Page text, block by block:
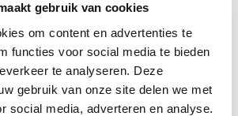
gebruik van cookies
om content en advertenties te
functies voor social media te bieden
te analyseren. Deze
gebruik van onze site delen we met
social media, adverteren en analyse.